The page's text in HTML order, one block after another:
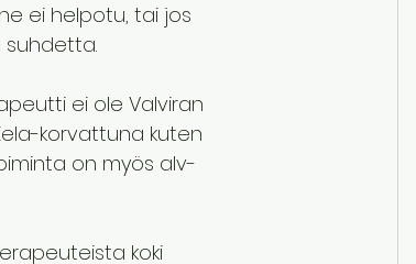
ei helpotu, tai jos
suhdetta.
ei ole Valviran
korvattuna kuten
on myös alv-
koki